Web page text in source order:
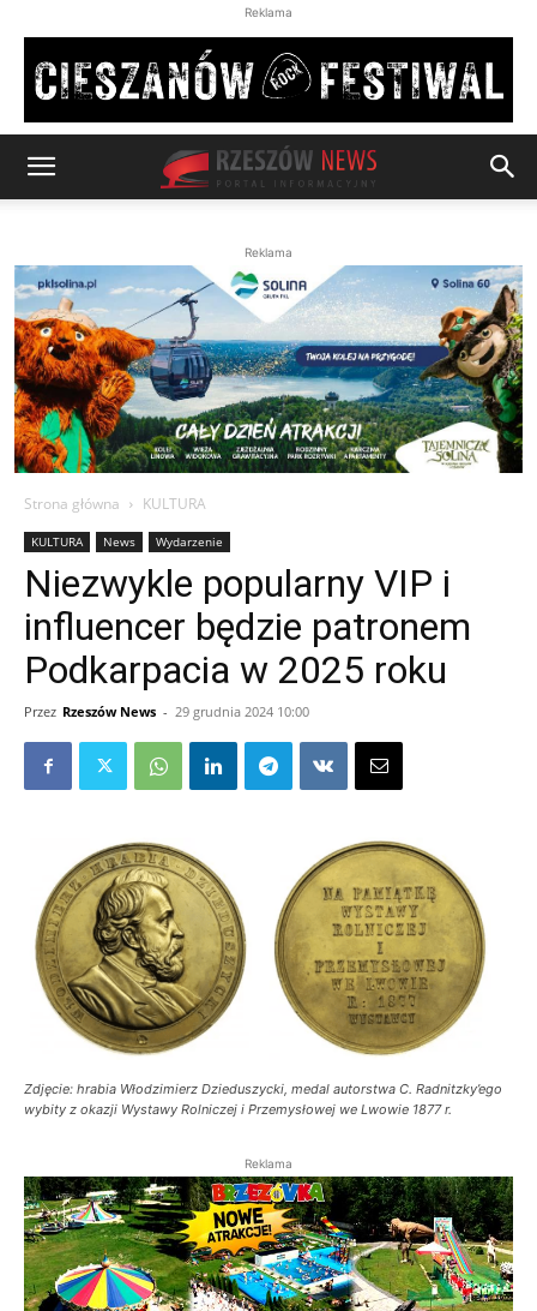
Reklama
Reklama
Strona główna KULTURA
KULTURA News Wydarzenie
Niezwykle popularny VIP i
influencer będzie patronem
Podkarpacia w 2025 roku
Przez Rzeszów News - 29 grudnia 2024 10:00
Zdjęcie: hrabia Włodzimierz Dzieduszycki, medal autorstwa C. Radnitzky’ego
wybity z okazji Wystawy Rolniczej i Przemysłowej we Lwowie 1877 r.
Reklama